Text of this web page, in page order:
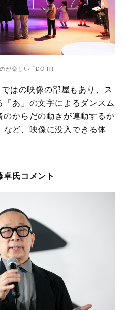
が楽しい「DO IT!」
はの映像の部屋もあり、ス
あ」の文字によるダンスム
からだの動きが連動するか
ど、映像に没入できる体
氏コメント